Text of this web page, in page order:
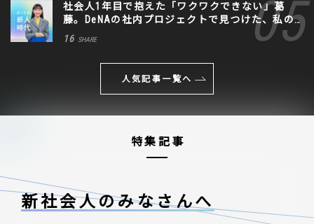
社会人1年目で抱えた「ワクワクできない」葛
藤。DeNAの社内プロジェクトで見つけた、私の
生きる道
16 SHARE
人気記事一覧へ
特集記事
新社会人のみなさんへ